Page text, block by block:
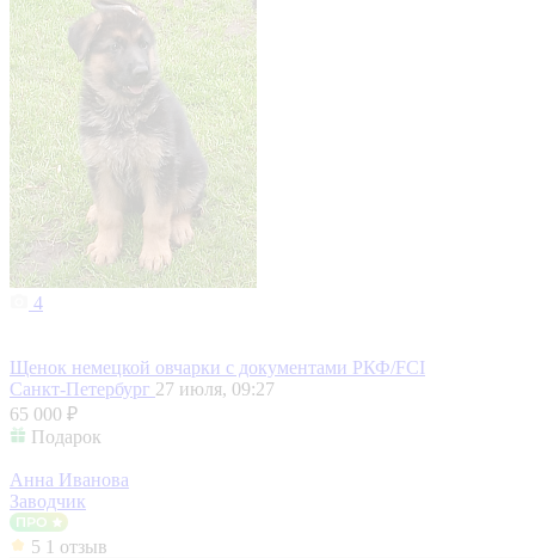
4
Щенок немецкой овчарки с документами РКФ/FCI
Санкт-Петербург 27 июля, 09:27
65 000 ₽
Подарок
Анна Иванова
Заводчик
5 1 отзыв